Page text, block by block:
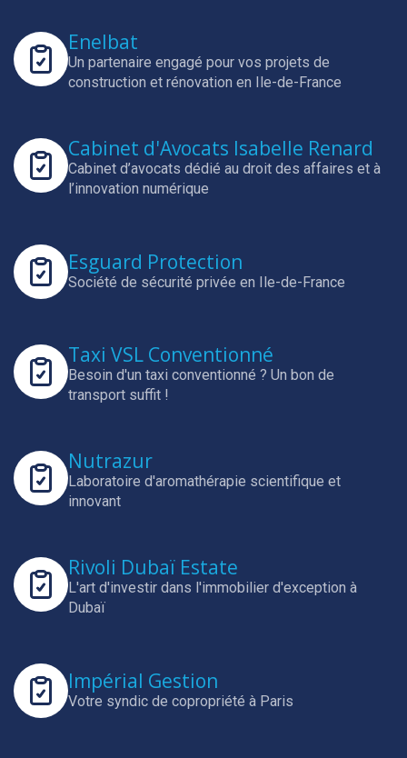
Enelbat
Un partenaire engagé pour vos projets de
construction et rénovation en Ile-de-France
Cabinet d'Avocats Isabelle Renard
Cabinet d’avocats dédié au droit des affaires et à
l’innovation numérique
Esguard Protection
Société de sécurité privée en Ile-de-France
Taxi VSL Conventionné
Besoin d'un taxi conventionné ? Un bon de
transport suffit !
Nutrazur
Laboratoire d'aromathérapie scientifique et
innovant
Rivoli Dubaï Estate
L'art d'investir dans l'immobilier d'exception à
Dubaï
Impérial Gestion
Votre syndic de copropriété à Paris